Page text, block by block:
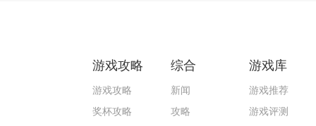
游戏攻略
游戏攻略
奖杯攻略
综合
新闻
攻略
游戏库
游戏推荐
游戏评测